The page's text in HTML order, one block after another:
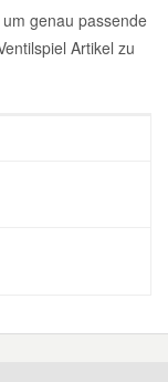
genau passende
Artikel zu